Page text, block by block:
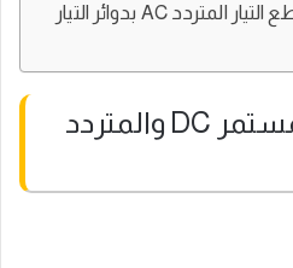
هل يمكن استخدام قواطع التيار المتردد AC بدوائر التيار
الفرق بين التيار المستمر DC والمتردد